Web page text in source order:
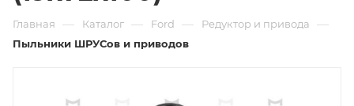
Главная — Каталог — Ford — Редуктор и привода —
Пыльники ШРУСов и приводов